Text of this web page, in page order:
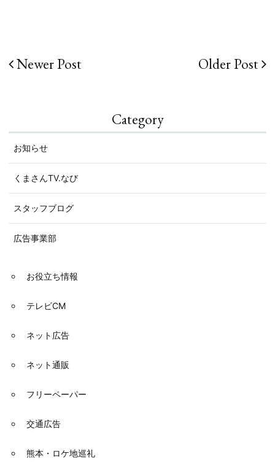
投
ビ
ゲー
ショ
Older Post
Newer Post
Category
お知らせ
くまさんTV.なび
スタッフブログ
広告事業部
お役立ち情報
テレビCM
ネット広告
ネット通販
フリーペーパー
交通広告
熊本・ロケ地巡礼